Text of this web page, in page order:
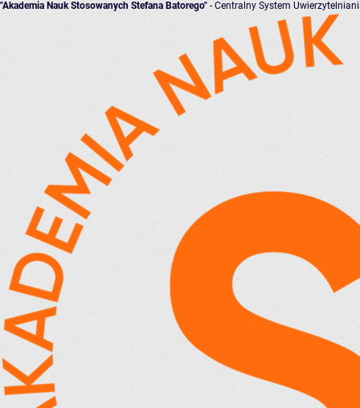
"Akademia Nauk Stosowanych Stefana Batorego" - Centralny System